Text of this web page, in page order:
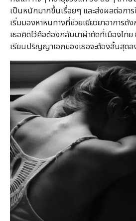
เป็นหนักมากขึ้นเรื่อยๆ และส่งผลต่อการ
เริ่มมองหาหนทางที่ช่วยเยียวยาอาการดั
เธอคิดไว้คือต้องกลับมาผ่าตัดที่เมืองไท
เรียนปริญญาเอกของเธอจะต้องสิ้นสุดล